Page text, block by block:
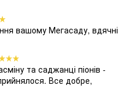
вашому Мегасаду, вдячні
та саджанці піонів -
Все добре,